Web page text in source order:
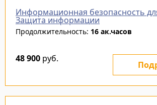
Информационная безопасность
Защита информации
Продолжительность: 16 ак.часов
48 900 руб.